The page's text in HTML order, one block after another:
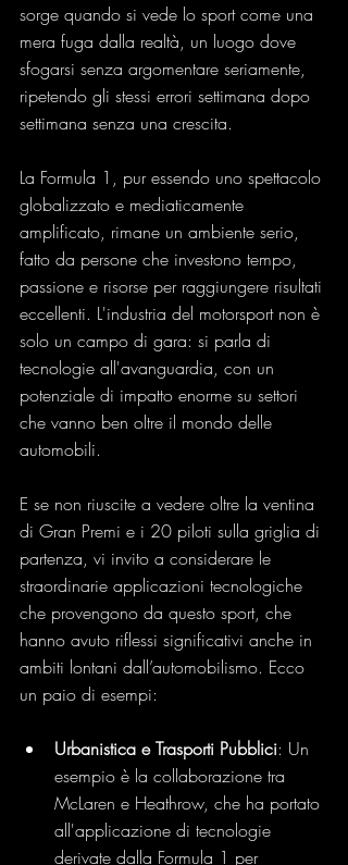
sorge quando si vede lo sport come una
mera fuga dalla realtà, un luogo dove
sfogarsi senza argomentare seriamente,
ripetendo gli stessi errori settimana dopo
settimana senza una crescita.
La Formula 1, pur essendo uno spettacolo
globalizzato e mediaticamente
amplificato, rimane un ambiente serio,
fatto da persone che investono tempo,
passione e risorse per raggiungere risultati
eccellenti. L'industria del motorsport non è
solo un campo di gara: si parla di
tecnologie all'avanguardia, con un
potenziale di impatto enorme su settori
che vanno ben oltre il mondo delle
automobili.
E se non riuscite a vedere oltre la ventina
di Gran Premi e i 20 piloti sulla griglia di
partenza, vi invito a considerare le
straordinarie applicazioni tecnologiche
che provengono da questo sport, che
hanno avuto riflessi significativi anche in
ambiti lontani dall’automobilismo. Ecco
un paio di esempi:
Urbanistica e Trasporti Pubblici: Un
esempio è la collaborazione tra
McLaren e Heathrow, che ha portato
all'applicazione di tecnologie
derivate dalla Formula 1 per